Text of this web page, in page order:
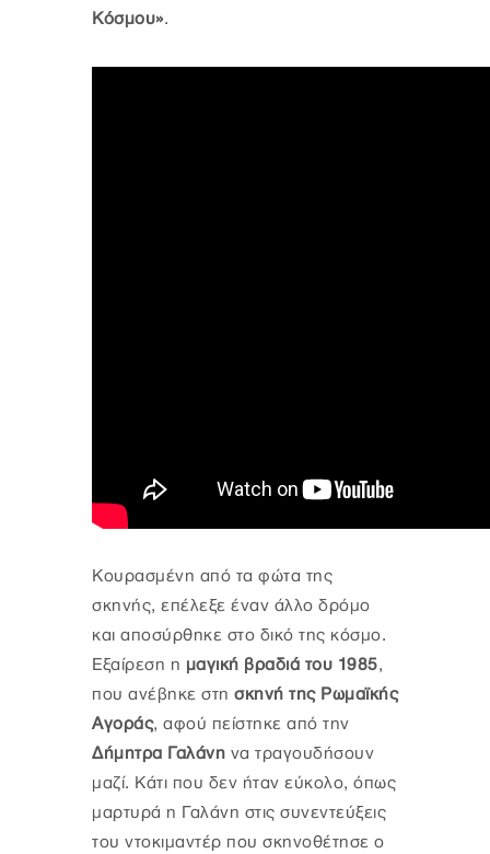
Κόσμου».
Κουρασμένη από τα φώτα της
σκηνής, επέλεξε έναν άλλο δρόμο
και αποσύρθηκε στο δικό της κόσμο.
Εξαίρεση η μαγική βραδιά του 1985,
που ανέβηκε στη σκηνή της Ρωμαϊκής
Αγοράς, αφού πείστηκε από την
Δήμητρα Γαλάνη να τραγουδήσουν
μαζί. Κάτι που δεν ήταν εύκολο, όπως
μαρτυρά η Γαλάνη στις συνεντεύξεις
του ντοκιμαντέρ που σκηνοθέτησε ο